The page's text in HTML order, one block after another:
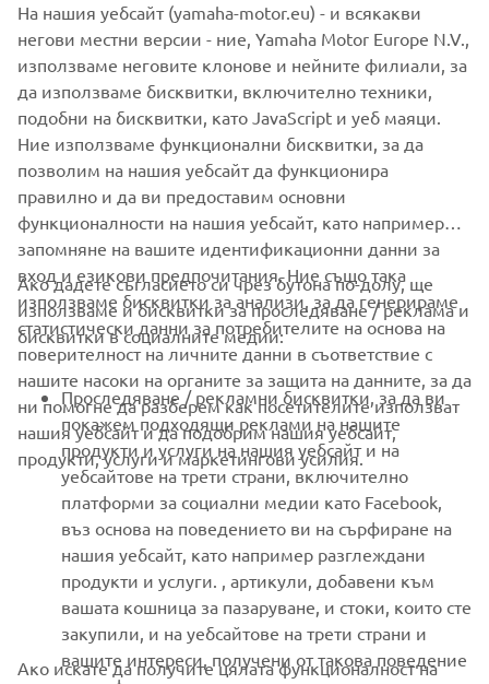
The information and/or imagery on these webpages may
never be used for commercial or non-commercial
purposes without the explicit written consent of Yamaha
Motor Europe N.V. and/or Yamaha Motor Co., Ltd.
Always ride in a safe manner and obey all local road laws.
CORPORATE
FOR BUSINESS
MORE YAMAHA
SUPPORT
НОВИНАРСКИ БЮЛЕТИН
Бъдете първите, които ще научат за най-новите оферти,
специални събития, нови модели и много други
На нашия уебсайт (yamaha-motor.eu) - и всякакви
негови местни версии - ние, Yamaha Motor Europe N.V.,
използваме неговите клонове и нейните филиали, за
да използваме бисквитки, включително техники,
подобни на бисквитки, като JavaScript и уеб маяци.
Ние използваме функционални бисквитки, за да
позволим на нашия уебсайт да функционира
правилно и да ви предоставим основни
функционалности на нашия уебсайт, като например
запомняне на вашите идентификационни данни за
вход и езикови предпочитания. Ние също така
използваме бисквитки за анализи, за да генерираме
статистически данни за потребителите на основа на
поверителност на личните данни в съответствие с
нашите насоки на органите за защита на данните, за да
ни помогне да разберем как посетителите използват
нашия уебсайт и да подобрим нашия уебсайт,
продукти, услуги и маркетингови усилия.
Ако дадете съгласието си чрез бутона по-долу, ще
използваме и бисквитки за проследяване / реклама и
бисквитки в социалните медии:
Проследяване / рекламни бисквитки, за да ви
покажем подходящи реклами на нашите
продукти и услуги на нашия уебсайт и на
уебсайтове на трети страни, включително
платформи за социални медии като Facebook,
въз основа на поведението ви на сърфиране на
нашия уебсайт, като например разглеждани
продукти и услуги. , артикули, добавени към
вашата кошница за пазаруване, и стоки, които сте
закупили, и на уебсайтове на трети страни и
вашите интереси, получени от такова поведение
Ако искате да получите цялата функционалност на